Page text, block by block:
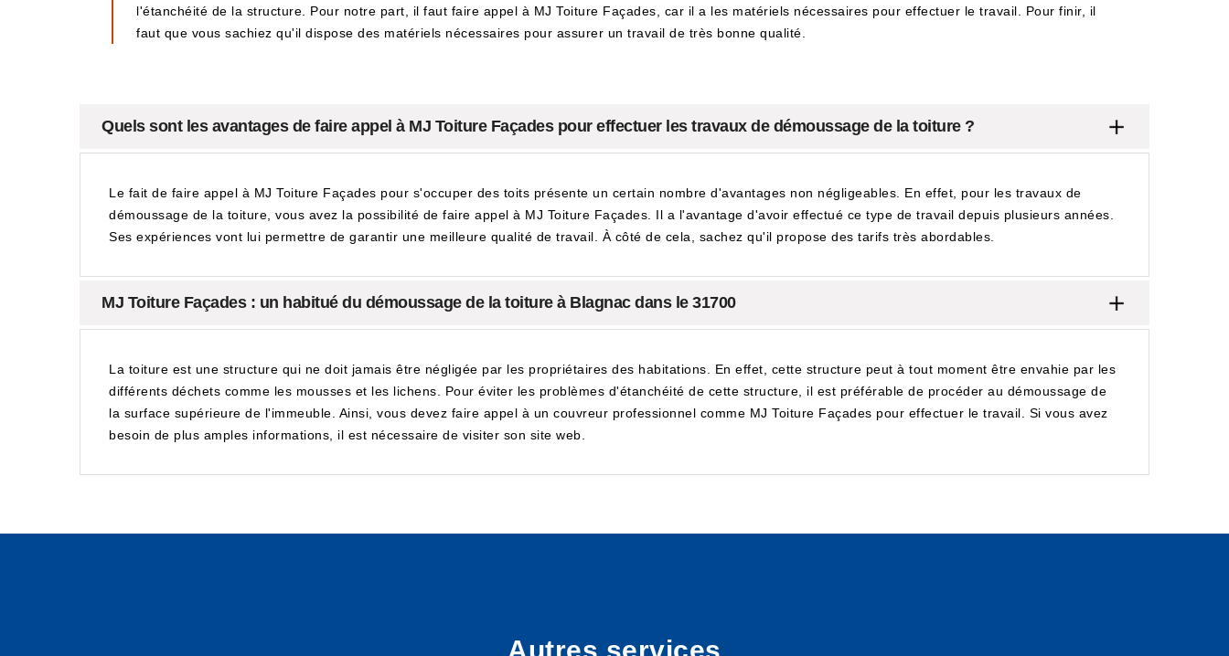
l'étanchéité de la structure. Pour notre part, il faut faire appel à MJ Toiture Façades, car il a les matériels nécessaires pour effectuer le travail. Pour finir, il
faut que vous sachiez qu'il dispose des matériels nécessaires pour assurer un travail de très bonne qualité.
Quels sont les avantages de faire appel à MJ Toiture Façades pour effectuer les travaux de démoussage de la toiture ?
Le fait de faire appel à MJ Toiture Façades pour s'occuper des toits présente un certain nombre d'avantages non négligeables. En effet, pour les travaux de
démoussage de la toiture, vous avez la possibilité de faire appel à MJ Toiture Façades. Il a l'avantage d'avoir effectué ce type de travail depuis plusieurs années.
Ses expériences vont lui permettre de garantir une meilleure qualité de travail. À côté de cela, sachez qu'il propose des tarifs très abordables.
MJ Toiture Façades : un habitué du démoussage de la toiture à Blagnac dans le 31700
La toiture est une structure qui ne doit jamais être négligée par les propriétaires des habitations. En effet, cette structure peut à tout moment être envahie par les
différents déchets comme les mousses et les lichens. Pour éviter les problèmes d'étanchéité de cette structure, il est préférable de procéder au démoussage de
la surface supérieure de l'immeuble. Ainsi, vous devez faire appel à un couvreur professionnel comme MJ Toiture Façades pour effectuer le travail. Si vous avez
besoin de plus amples informations, il est nécessaire de visiter son site web.